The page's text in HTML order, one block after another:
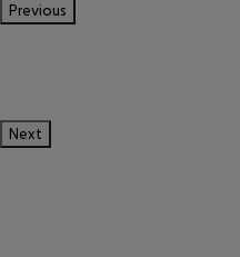
Previous
Next